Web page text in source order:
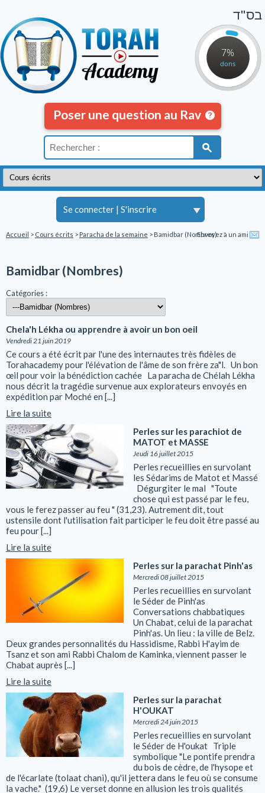
7%
dons
Se connecter | S'inscrire
בס"ד
Poser une question au Rav
Accueil > Cours écrits > Paracha de la semaine > Bamidbar (Nombres)Envoyez à un ami
Bamidbar (Nombres)
Catégories :
Chela'h Lékha ou apprendre à avoir un bon oeil
Vendredi 21 juin 2019
Ce cours a été écrit par l'une des internautes très fidèles de
Torahacademy pour l'élévation de l'âme de son frère za"l. Un bon
œil pour voir la bénédiction cachée La paracha de Chélah Lékha
nous décrit la tragédie survenue aux explorateurs envoyés en
expédition par Moché en [...]
Lire la suite
Perles sur les parachiot de
MATOT et MASSE
Jeudi 16 juillet 2015
Perles recueillies en survolant
les Sédarims de Matot et Massé
Dégurgiter le mal "Toute
chose qui est passé par le feu,
vous le ferez passer au feu " (31,23). Autrement dit, tout
ustensile dont l'utilisation fait participer le feu doit être passé au
feu pour [...]
Lire la suite
Perles sur la parachat Pinh'as
Mercredi 08 juillet 2015
Perles recueillies en survolant
le Séder de Pinh'as
Conversations chabbatiques
Un Chabat, celui de la parachat
Pinh'as. Un lieu : la ville de Belz.
Deux grandes personnalités du Hassidisme, Rabbi H'ayim de
Tsanz et son ami Rabbi Chalom de Kaminka, viennent passer le
Chabat auprès [...]
Lire la suite
Perles sur la parachat
H'OUKAT
Mercredi 24 juin 2015
Perles recueillies en survolant
le Séder de H'oukat Triple
symbolique "Le pontife prendra
du bois de cèdre, de l'hysope et
de l'écarlate (tolaat chani), qu'il jettera dans le feu où se consume
la vache." (19,6) Le verset donne en allusion les trois qualités